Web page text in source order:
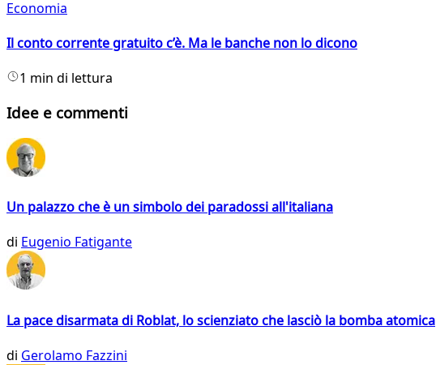
Economia
Il conto corrente gratuito c’è. Ma le banche non lo dicono
1 min di lettura
Idee e commenti
Un palazzo che è un simbolo dei paradossi all'italiana
di Eugenio Fatigante
La pace disarmata di Roblat, lo scienziato che lasciò la bomba atomica
di Gerolamo Fazzini